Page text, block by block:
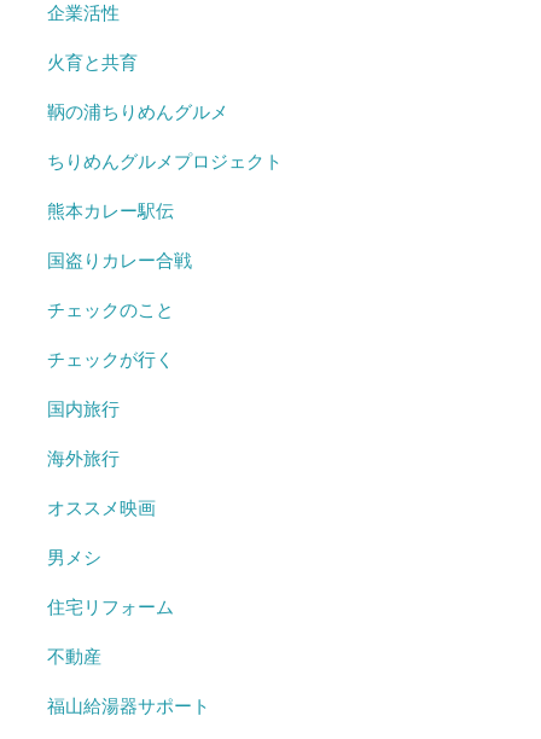
企業活性
火育と共育
鞆の浦ちりめんグルメ
ちりめんグルメプロジェクト
熊本カレー駅伝
国盗りカレー合戦
チェックのこと
チェックが行く
国内旅行
海外旅行
オススメ映画
男メシ
住宅リフォーム
不動産
福山給湯器サポート